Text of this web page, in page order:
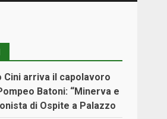
Cini arriva il capolavoro
Batoni: “Minerva e
di Ospite a Palazzo